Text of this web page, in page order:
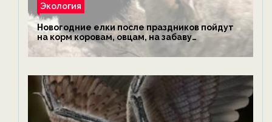
Экология
Новогодние елки после праздников пойдут
на корм коровам, овцам, на забаву
обезьянам, львам и леопардам — новости
экологии на ECOportal